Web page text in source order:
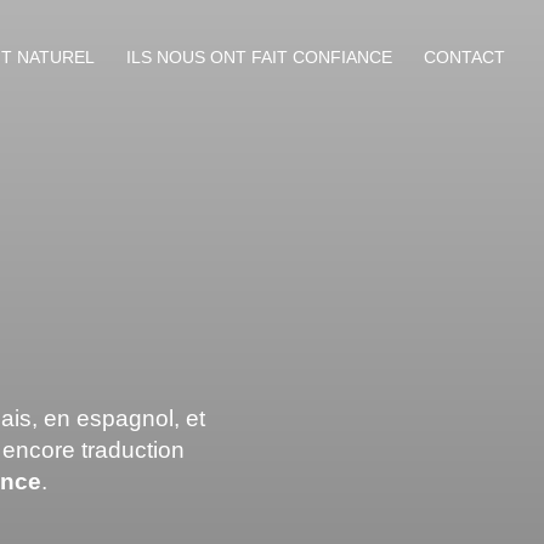
NATUREL ILS NOUS ONT FAIT CONFIANCE CONTACT
en espagnol, et
traduction
.